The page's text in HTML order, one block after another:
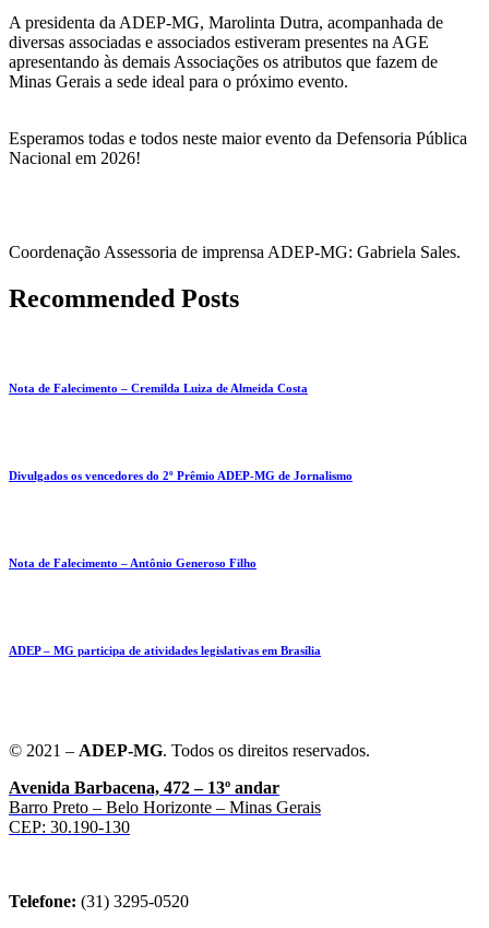
A presidenta da ADEP-MG, Marolinta Dutra, acompanhada de
diversas associadas e associados estiveram presentes na AGE
apresentando às demais Associações os atributos que fazem de
Minas Gerais a sede ideal para o próximo evento.
Esperamos todas e todos neste maior evento da Defensoria Pública
Nacional em 2026!
Coordenação Assessoria de imprensa ADEP-MG: Gabriela Sales.
Recommended Posts
Nota de Falecimento – Cremilda Luiza de Almeida Costa
Divulgados os vencedores do 2º Prêmio ADEP-MG de Jornalismo
Nota de Falecimento – Antônio Generoso Filho
ADEP – MG participa de atividades legislativas em Brasília
© 2021 – ADEP-MG. Todos os direitos reservados.
Avenida Barbacena, 472 – 13º andar
Barro Preto – Belo Horizonte – Minas Gerais
CEP: 30.190-130
Telefone: (31) 3295-0520